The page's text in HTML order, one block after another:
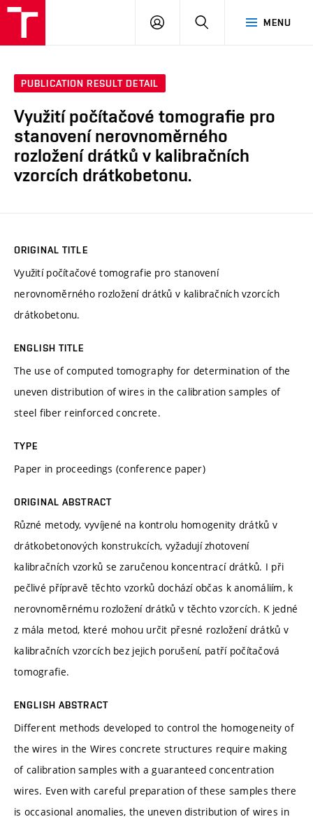
MENU
LOG
SEARCH
PUBLICATION RESULT DETAIL
Využití počítačové tomografie pro
stanovení nerovnoměrného
rozložení drátků v kalibračních
vzorcích drátkobetonu.
ORIGINAL TITLE
Využití počítačové tomografie pro stanovení
nerovnoměrného rozložení drátků v kalibračních vzorcích
drátkobetonu.
ENGLISH TITLE
The use of computed tomography for determination of the
uneven distribution of wires in the calibration samples of
steel fiber reinforced concrete.
TYPE
Paper in proceedings (conference paper)
ORIGINAL ABSTRACT
Různé metody, vyvíjené na kontrolu homogenity drátků v
drátkobetonových konstrukcích, vyžadují zhotovení
kalibračních vzorků se zaručenou koncentrací drátků. I při
pečlivé přípravě těchto vzorků dochází občas k anomáliím, k
nerovnoměrnému rozložení drátků v těchto vzorcích. K jedné
z mála metod, které mohou určit přesné rozložení drátků v
kalibračních vzorcích bez jejich porušení, patří počítačová
tomografie.
ENGLISH ABSTRACT
Different methods developed to control the homogeneity of
the wires in the Wires concrete structures require making
of calibration samples with a guaranteed concentration
wires. Even with careful preparation of these samples there
is occasional anomalies, the uneven distribution of wires in